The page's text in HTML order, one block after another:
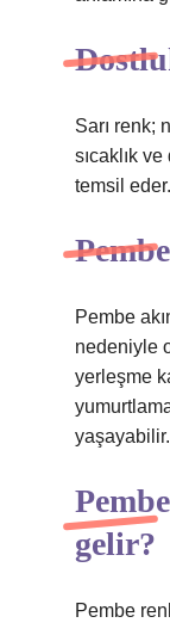
Sarı renk;
sıcaklık
temsil eder.
Pembe
nedeniyle
yerleşme
gelir?
Pembe